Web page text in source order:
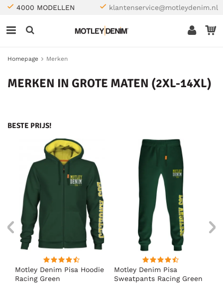
4000 MODELLEN klantenservice@motleydenim.nl
Homepage Merken
MERKEN IN GROTE MATEN (2XL-14XL)
BESTE PRIJS!
Motley Denim Pisa Hoodie
Racing Green
Motley Denim Pisa
Sweatpants Racing Green